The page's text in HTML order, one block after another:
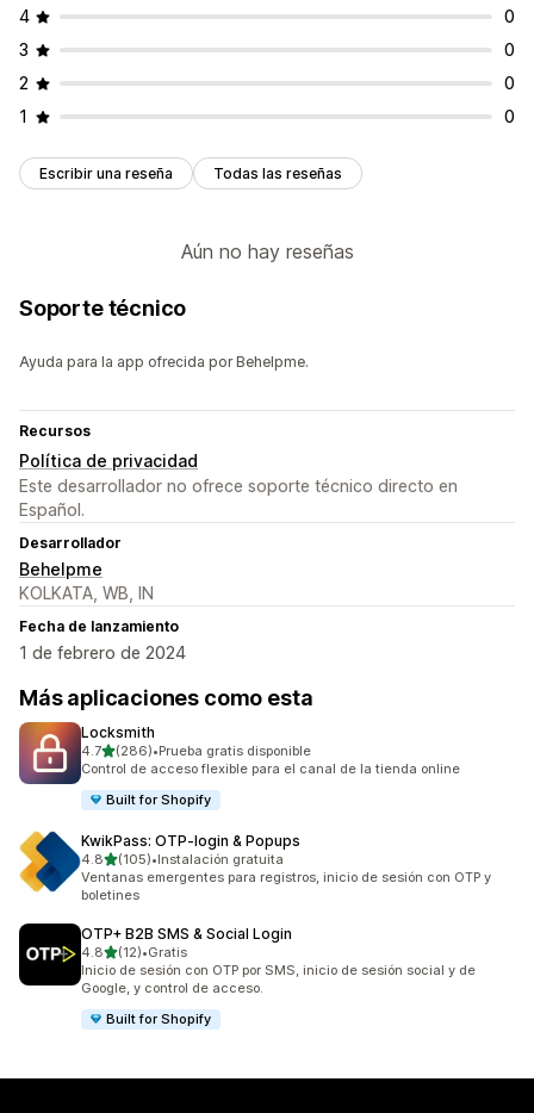
4
0
3
0
2
0
1
0
Escribir una reseña Todas las reseñas
Aún no hay reseñas
Soporte técnico
Ayuda para la app ofrecida por Behelpme.
Recursos
Política de privacidad
Este desarrollador no ofrece soporte técnico directo en
Español.
Desarrollador
Behelpme
KOLKATA, WB, IN
Fecha de lanzamiento
1 de febrero de 2024
Más aplicaciones como esta
Locksmith
4.7de 5 estrellas
(286)
286 reseñas en total
•Prueba gratis disponible
Control de acceso flexible para el canal de la tienda online
Built for Shopify
KwikPass: OTP‑login & Popups
4.8de 5 estrellas
(105)
105 reseñas en total
•Instalación gratuita
Ventanas emergentes para registros, inicio de sesión con OTP y
boletines
OTP+ B2B SMS & Social Login
4.8de 5 estrellas
(12)
12 reseñas en total
•Gratis
Inicio de sesión con OTP por SMS, inicio de sesión social y de
Google, y control de acceso.
Built for Shopify